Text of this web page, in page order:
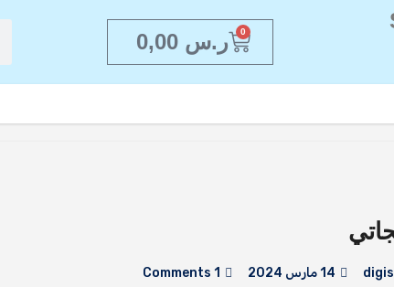
ر.س 0
14 مارس 2024 1 Comments